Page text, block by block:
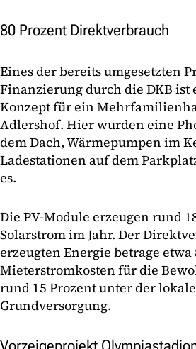
80 Prozent Direktverbrauch
Eines der bereits umgesetzten
Finanzierung durch die DKB ist
Konzept für ein
Adlershof. Hier wurden eine
dem Dach, Wärmepumpen im
Ladestationen auf dem
es.
Die PV-Module erzeugen rund
Solarstrom im Jahr. Der
erzeugten Energie betrage etwa
Mieterstromkosten für die
rund 15 Prozent unter der
Grundversorgung.